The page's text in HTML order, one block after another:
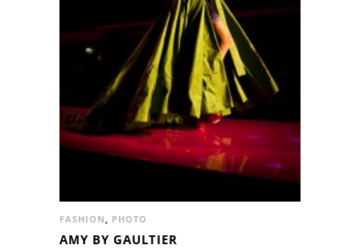
FASHION, PHOTO
AMY BY GAULTIER